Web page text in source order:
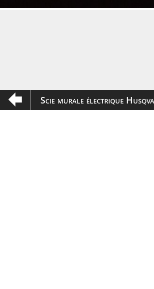
Scie murale électrique